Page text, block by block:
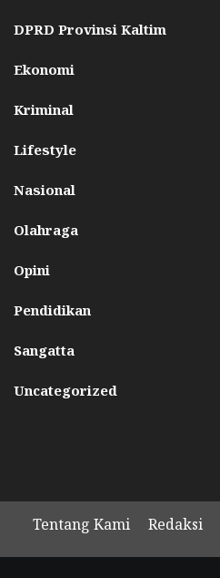
DPRD Provinsi Kaltim
Ekonomi
Kriminal
Lifestyle
Nasional
Olahraga
Opini
Pendidikan
Sangatta
Uncategorized
Tentang Kami Redaksi